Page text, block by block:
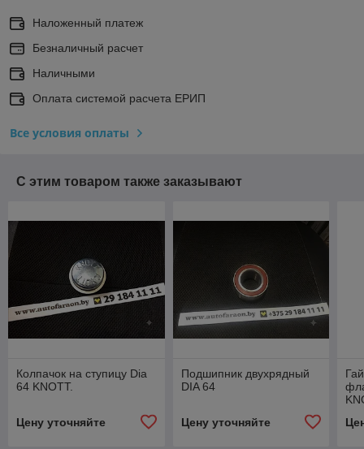
Наложенный платеж
Безналичный расчет
Наличными
Оплата системой расчета ЕРИП
Все условия оплаты
С этим товаром также заказывают
Колпачок на ступицу Dia
64 KNOTT.
Цену уточняйте
Подшипник двухрядный
DIA 64
Цену уточняйте